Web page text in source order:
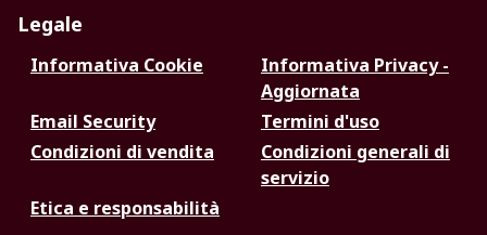
Legale
Informativa Cookie
Informativa Privacy -
Aggiornata
Email Security
Termini d'uso
Condizioni di vendita
Condizioni generali di
servizio
Etica e responsabilità